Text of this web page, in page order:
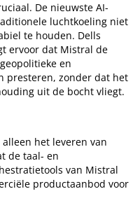
De nieuwste AI-
luchtkoeling niet
te houden. Dells
ervoor dat Mistral de
en
presteren, zonder dat het
uit de bocht vliegt.
het leveren van
de taal- en
van Mistral
productaanbod voor